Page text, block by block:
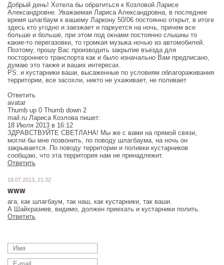
Добрый день! Хотела бы обратиться к Козловой Ларисе
Александровне. Уважаемая Лариса Александровна, в последнее
время шлагбаум к вашему Ларкону 50/06 постоянно открыт, в итоге
здесь кто угодно и заезжает и паркуется на ночь, причем все
больше и больше, при этом под окнами постоянно слышны то
какие-то перегазовки, то громкая музыка ночью из автомобилей.
Поэтому, прошу Вас производить закрытие въезда для
постороннего транспорта как и было изначально Вам предписано,
думаю это также и ваших интересах.
PS: и кустарники ваши, высаженные по условиям облагораживания
территории, все засохли, никто не ухаживает, не поливает
Ответить
avatar
Thumb up 0 Thumb down 2
mail.ru Лариса Козлова пишет:
18 Июля 2013 в 16:12
ЗДРАВСТВУЙТЕ СВЕТЛАНА! Мы же с вами на прямой связи,
могли бы мне позвонить, по поводу шлагбаума, на ночь он
закрывается. По поводу территории и поливки кустарников
Ответить
18.07.2013, 21:32
www
ага, как шлагбаум, так наш, как кустарники, так ваши.
А Шайхразиев, видимо, должен приехать и кустарники полить.
Ответить